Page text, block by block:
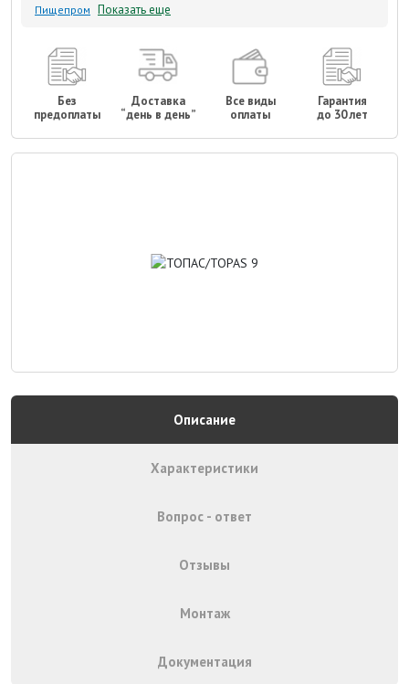
Пищепром Показать еще
Без
предоплаты
Доставка
“день в день”
Все виды
оплаты
Гарантия
до 30 лет
Описание
Характеристики
Вопрос - ответ
Отзывы
Монтаж
Документация